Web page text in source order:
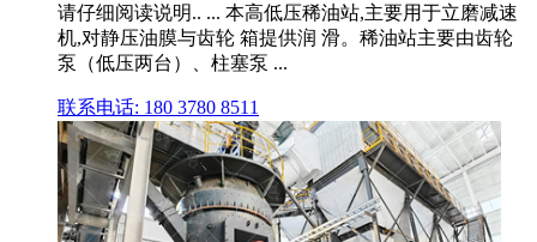
请仔细阅读说明.. ... 本高低压稀油站,主要用于立磨减速
机,对静压油膜与齿轮 箱提供润 滑。稀油站主要由齿轮
泵（低压两台）、柱塞泵 ...
联系电话: 180 3780 8511